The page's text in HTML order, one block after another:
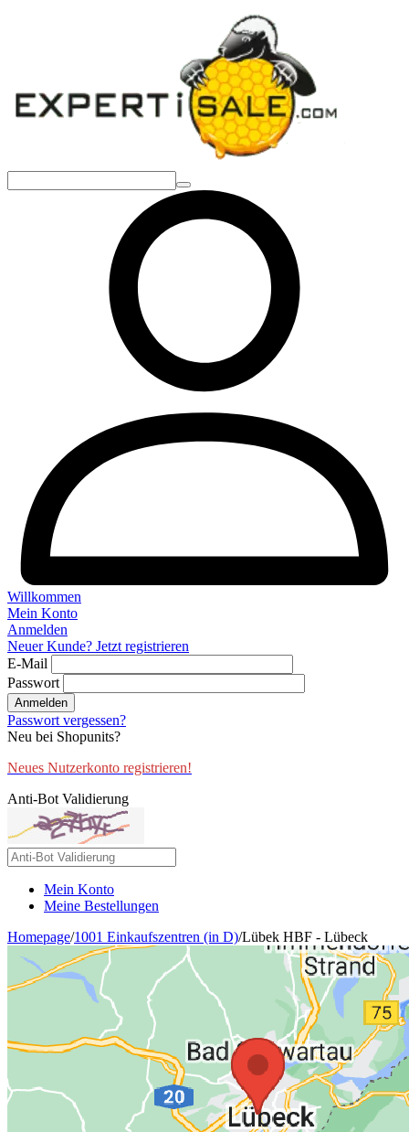
Willkommen
Mein Konto
Anmelden
Neuer Kunde? Jetzt registrieren
E-Mail
Passwort
Anmelden
Passwort vergessen?
Neu bei Shopunits?
Neues Nutzerkonto registrieren!
Anti-Bot Validierung
Mein Konto
Meine Bestellungen
Homepage/1001 Einkaufszentren (in D)/Lübek HBF - Lübeck